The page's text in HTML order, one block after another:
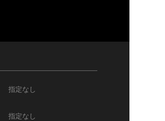
指定なし
指定なし